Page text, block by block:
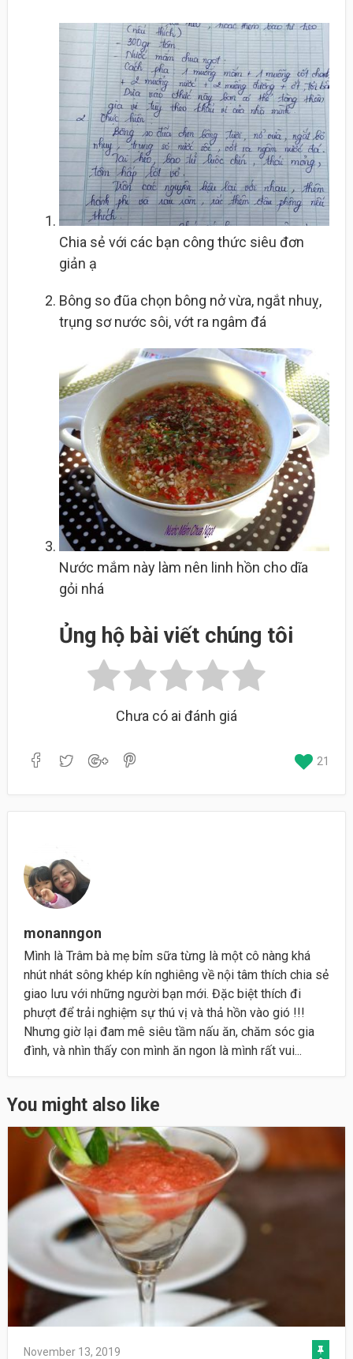
Chia sẻ với các bạn công thức siêu đơn
giản ạ
Bông so đũa chọn bông nở vừa, ngắt nhuỵ,
trụng sơ nước sôi, vớt ra ngâm đá
Nước mắm này làm nên linh hồn cho dĩa
gỏi nhá
Ủng hộ bài viết chúng tôi
Chưa có ai đánh giá
21
monanngon
Mình là Trâm bà mẹ bỉm sữa từng là một cô nàng khá
nhút nhát sông khép kín nghiêng về nội tâm thích chia sẻ
giao lưu với những người bạn mới. Đặc biệt thích đi
phượt để trải nghiệm sự thú vị và thả hồn vào gió !!!
Nhưng giờ lại đam mê siêu tầm nấu ăn, chăm sóc gia
đình, và nhìn thấy con mình ăn ngon là mình rất vui...
You might also like
November 13, 2019